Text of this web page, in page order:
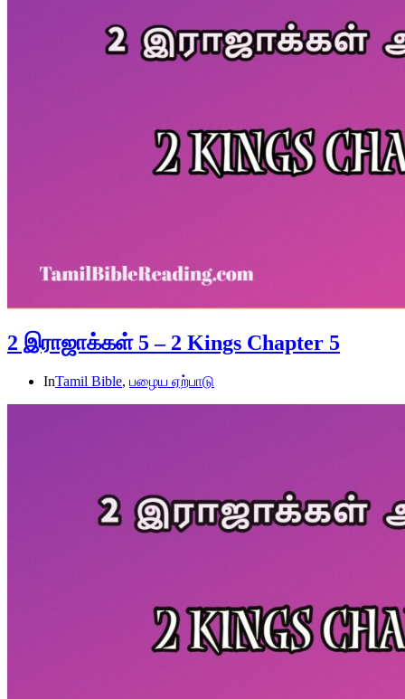
2 இராஜாக்கள் 5 – 2 Kings Chapter 5
InTamil Bible, பழைய ஏற்பாடு